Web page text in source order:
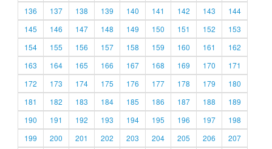
136
137 138 139 140 141 142 143
144
145
146 147 148 149 150 151 152
153
154
155 156 157 158 159 160 161
162
163
164 165 166 167 168 169 170
171
172
173 174 175 176 177 178 179
180
181
182 183 184 185 186 187 188
189
190
191 192 193 194 195 196 197
198
199
200 201 202 203 204 205 206
207